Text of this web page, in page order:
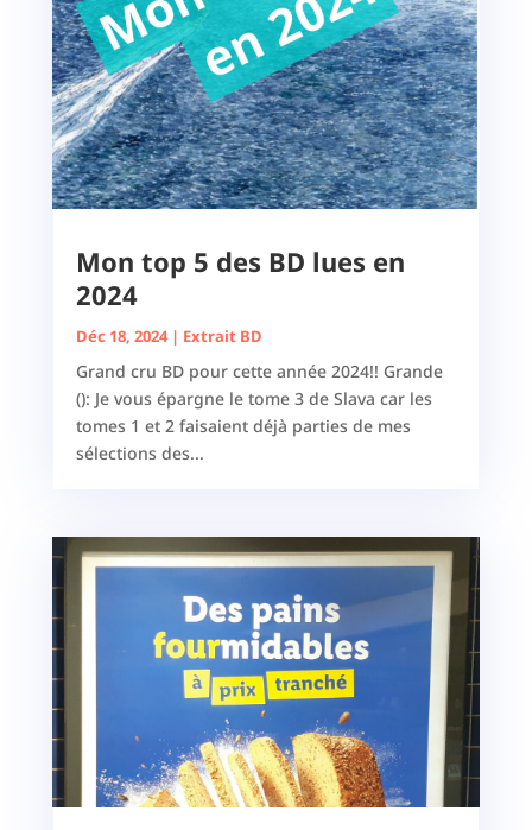
Mon top 5 des BD lues en
2024
Déc 18, 2024| Extrait BD
Grand cru BD pour cette année 2024!! Grande
(): Je vous épargne le tome 3 de Slava car les
tomes 1 et 2 faisaient déjà parties de mes
sélections des...